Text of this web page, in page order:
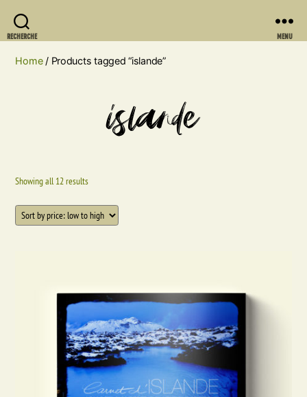
RECHERCHE MENU
Home/ Products tagged “islande”
islande
Showing all 12 results